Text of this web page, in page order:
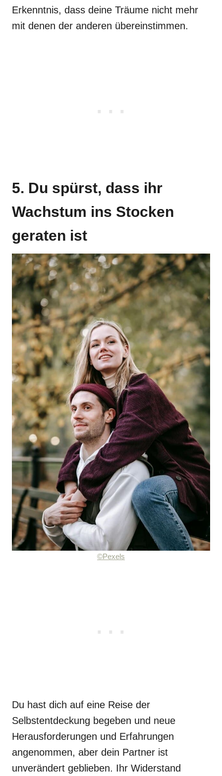
Erkenntnis, dass deine Träume nicht mehr
mit denen der anderen übereinstimmen.
5. Du spürst, dass ihr
Wachstum ins Stocken
geraten ist
©Pexels
Du hast dich auf eine Reise der
Selbstentdeckung begeben und neue
Herausforderungen und Erfahrungen
angenommen, aber dein Partner ist
unverändert geblieben. Ihr Widerstand